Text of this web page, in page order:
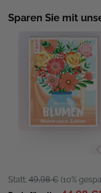
Sparen Sie mit
Statt: 49,98 € (10%